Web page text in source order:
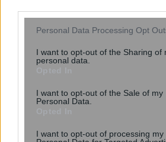
Please note that this website/app uses
not limited to your visit or usage
grant or deny consent to Google and
consent section.
Personal Data Processing Opt
I want to opt-out of the Sharing of
personal data.
I want to opt-out of the Sale of my
Personal Data.
I want to opt-out of processing my
Ενέσεις αδυνατίσματος:
πώς επηρεάζει τα μαλλιά